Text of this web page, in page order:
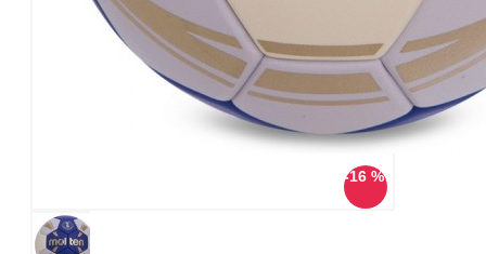
-16 %